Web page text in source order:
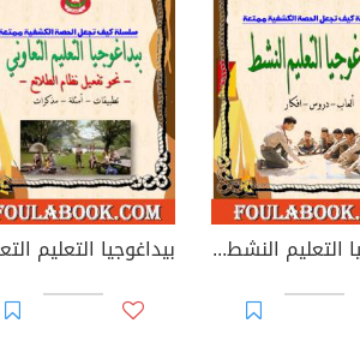
بداغوجيا التعليم النشط: ألعاب - دروس - أفكار